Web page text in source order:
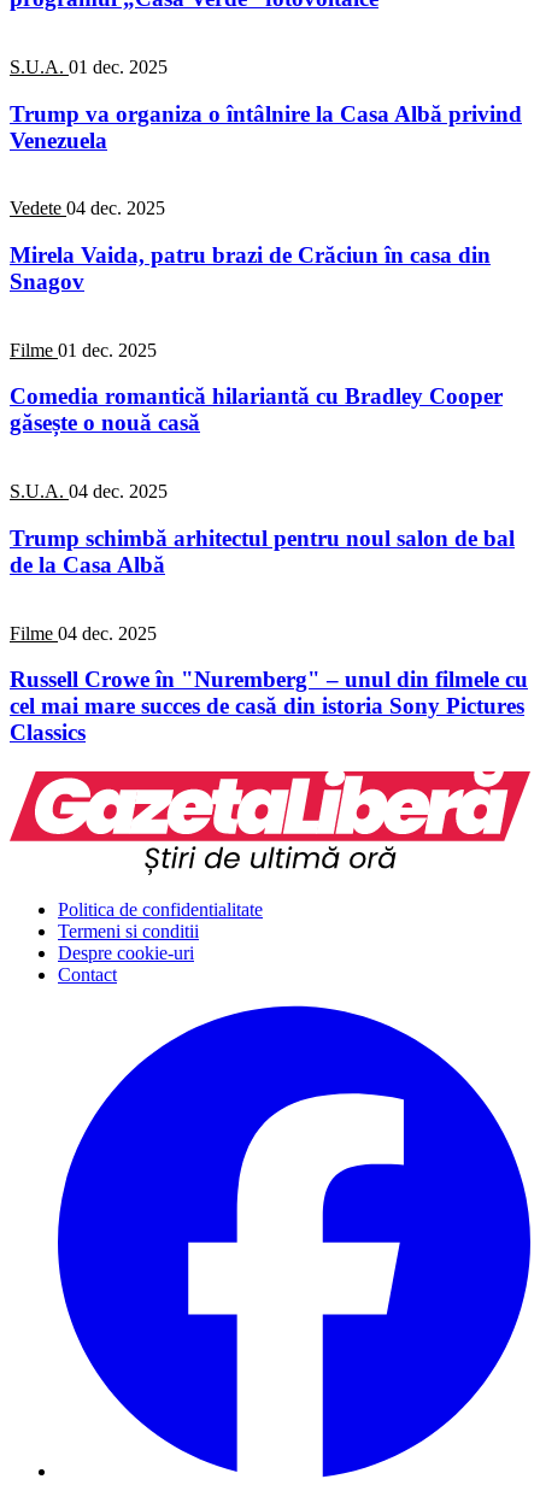
S.U.A. 01 dec. 2025
Trump va organiza o întâlnire la Casa Albă privind
Venezuela
Vedete 04 dec. 2025
Mirela Vaida, patru brazi de Crăciun în casa din
Snagov
Filme 01 dec. 2025
Comedia romantică hilariantă cu Bradley Cooper
găsește o nouă casă
S.U.A. 04 dec. 2025
Trump schimbă arhitectul pentru noul salon de bal
de la Casa Albă
Filme 04 dec. 2025
Russell Crowe în "Nuremberg" – unul din filmele cu
cel mai mare succes de casă din istoria Sony Pictures
Classics
Politica de confidentialitate
Termeni si conditii
Despre cookie-uri
Contact